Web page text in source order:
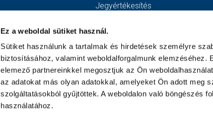
Ez a weboldal sütiket használ.
Sütiket használunk a tartalmak és hirdetések személyre
biztosításához, valamint weboldalforgalmunk elemzéséhez.
elemező partnereinkkel megosztjuk az Ön
az adatokat más olyan adatokkal, amelyeket Ön adott meg
szolgáltatásokból gyűjtöttek. A weboldalon való böngészés
használatához.
Jegyértékesítés
Egyesület
Kapcsolat